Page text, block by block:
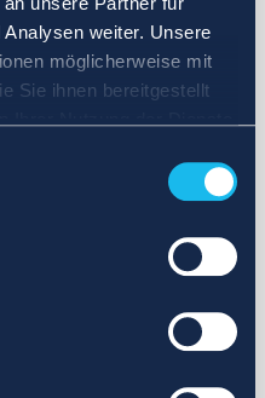
weiter. Unsere
möglicherweise mit
Sie ihnen bereitgestellt